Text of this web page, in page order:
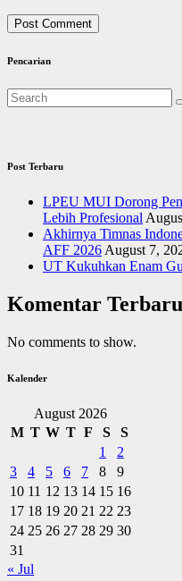
Pencarian
Post Terbaru
LPEU MUI Dorong
Lebih Profesional
Akhirnya Timnas
AFF 2026August 7,
UT Kukuhkan Enam
Komentar Terbaru
No comments to show.
Kalender
August 2026
M T W T F S
S
1
2
3
4 5 6 7 8
9
10 11 12 13 14 15 16
17 18 19 20 21 22 23
24 25 26 27 28 29 30
31
« Jul